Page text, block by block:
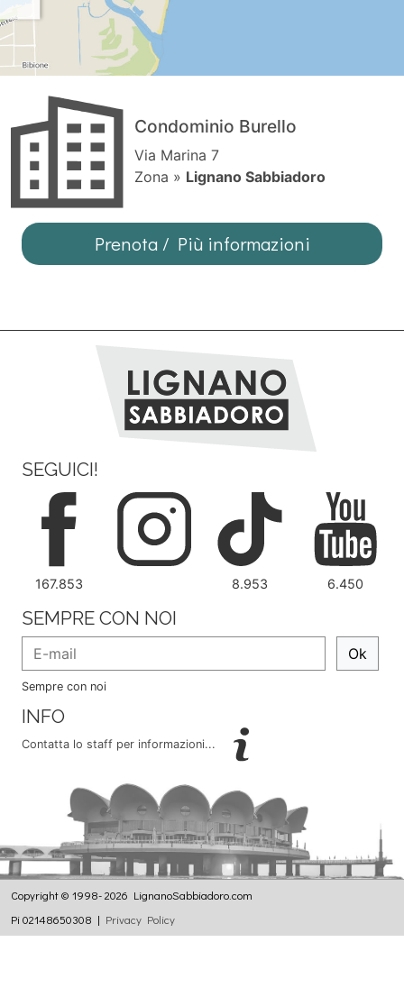
Condominio Burello
Via Marina 7
Zona » Lignano Sabbiadoro
Prenota / Più informazioni
SEGUICI!
167.853 8.953 6.450
SEMPRE CON NOI
Ok
Sempre con noi
INFO
Contatta lo staff per informazioni...
Copyright © 1998- 2026 LignanoSabbiadoro.com
Pi 02148650308 | Privacy Policy